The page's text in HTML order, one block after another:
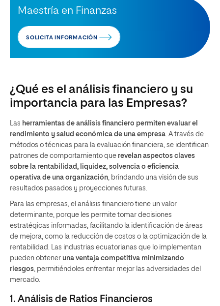
Maestría en Finanzas
SOLICITA INFORMACIÓN
¿Qué es el análisis financiero y su
importancia para las Empresas?
Las herramientas de análisis financiero permiten evaluar el
rendimiento y salud económica de una empresa . A través de
métodos o técnicas para la evaluación financiera, se identifican
patrones de comportamiento que revelan aspectos claves
sobre la rentabilidad, liquidez, solvencia o eficiencia
operativa de una organización , brindando una visión de sus
resultados pasados y proyecciones futuras.
Para las empresas, el análisis financiero tiene un valor
determinante, porque les permite tomar decisiones
estratégicas informadas, facilitando la identificación de áreas
de mejora, como la reducción de costos o la optimización de la
rentabilidad. Las industrias ecuatorianas que lo implementan
pueden obtener una ventaja competitiva minimizando
riesgos , permitiéndoles enfrentar mejor las adversidades del
mercado.
1. Análisis de Ratios Financieros